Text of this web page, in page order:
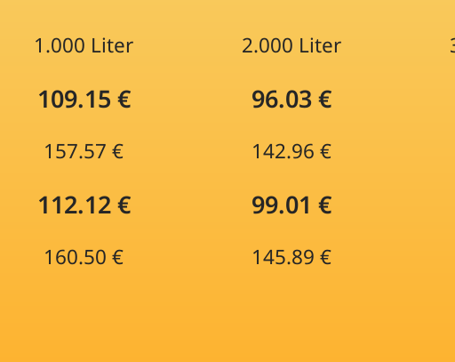
1.000 Liter 2.000 Liter
109.15 € 96.03 €
157.57 € 142.96 €
112.12 € 99.01 €
160.50 € 145.89 €